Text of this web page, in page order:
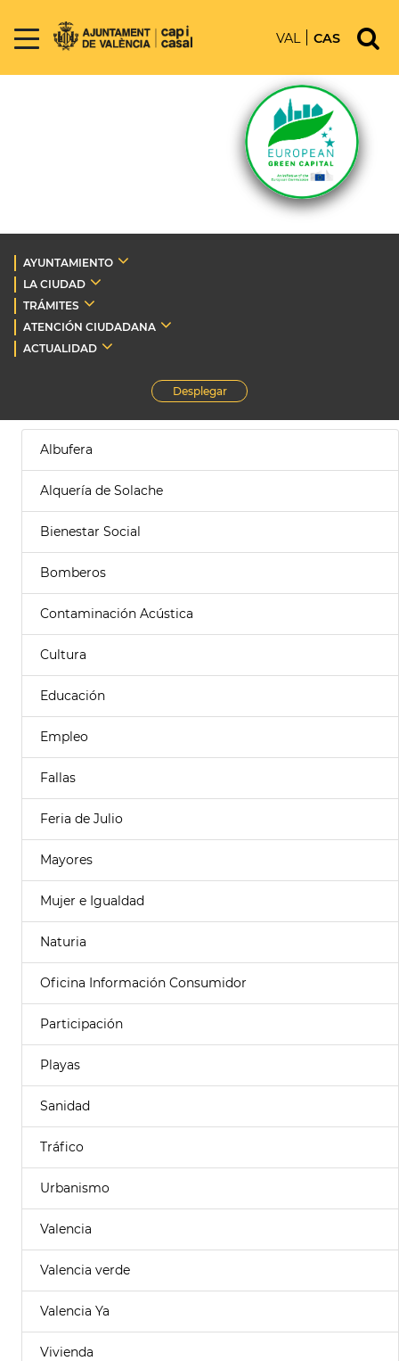
VAL CAS
AYUNTAMIENTO
LA CIUDAD
TRÁMITES
ATENCIÓN CIUDADANA
ACTUALIDAD
Desplegar
Albufera
Alquería de Solache
Bienestar Social
Bomberos
Contaminación Acústica
Cultura
Educación
Empleo
Fallas
Feria de Julio
Mayores
Mujer e Igualdad
Naturia
Oficina Información Consumidor
Participación
Playas
Sanidad
Tráfico
Urbanismo
Valencia
Valencia verde
Valencia Ya
Vivienda